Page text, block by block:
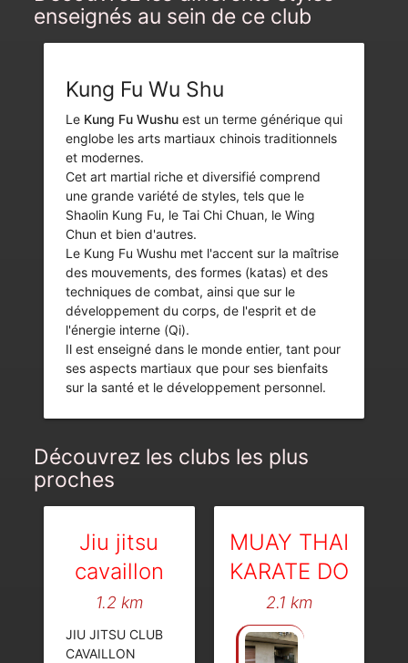
enseignés au sein de ce club
Kung Fu Wu Shu
Le Kung Fu Wushuest un terme générique qui
englobe les arts martiaux chinois traditionnels
et modernes.
Cet art martial riche et diversifié comprend
une grande variété de styles, tels que le
Shaolin Kung Fu, le Tai Chi Chuan, le Wing
Chun et bien d'autres.
Le Kung Fu Wushu met l'accent sur la maîtrise
des mouvements, des formes (katas) et des
techniques de combat, ainsi que sur le
développement du corps, de l'esprit et de
l'énergie interne (Qi).
Il est enseigné dans le monde entier, tant pour
ses aspects martiaux que pour ses bienfaits
sur la santé et le développement personnel.
Découvrez les clubs les plus
proches
Jiu jitsu
cavaillon
1.2 km
JIU JITSU CLUB
CAVAILLON
MUAY THAI
KARATE DO
2.1 km